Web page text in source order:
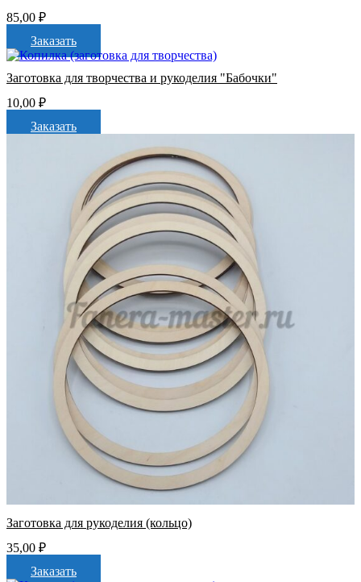
85,00 ₽
Заказать
Заготовка для творчества и рукоделия "Бабочки"
10,00 ₽
Заказать
Заготовка для рукоделия (кольцо)
35,00 ₽
Заказать